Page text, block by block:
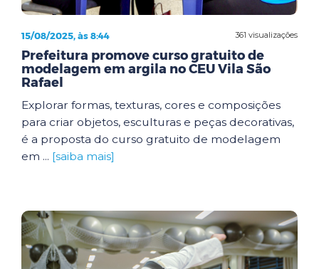
361 visualizações
15/08/2025, às 8:44
Prefeitura promove curso gratuito de
modelagem em argila no CEU Vila São
Rafael
Explorar formas, texturas, cores e composições
para criar objetos, esculturas e peças decorativas,
é a proposta do curso gratuito de modelagem
em ... [saiba mais]